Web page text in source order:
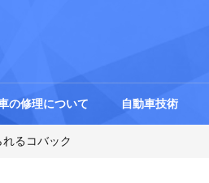
の修理について 自動車技術
るコバック